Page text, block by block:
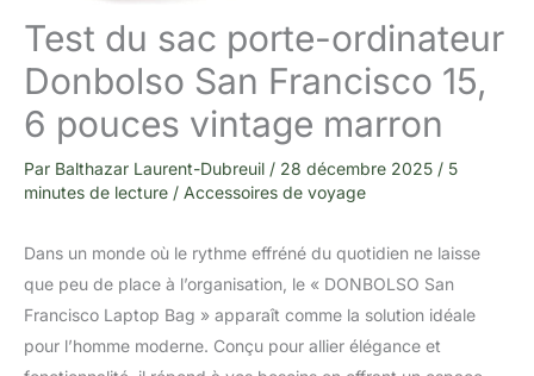
Test du sac porte-ordinateur
Donbolso San Francisco 15,
6 pouces vintage marron
Par Balthazar Laurent-Dubreuil / 28 décembre 2025 / 5
minutes de lecture / Accessoires de voyage
Dans un monde où le rythme effréné du quotidien ne laisse
que peu de place à l’organisation, le « DONBOLSO San
Francisco Laptop Bag » apparaît comme la solution idéale
pour l’homme moderne. Conçu pour allier élégance et